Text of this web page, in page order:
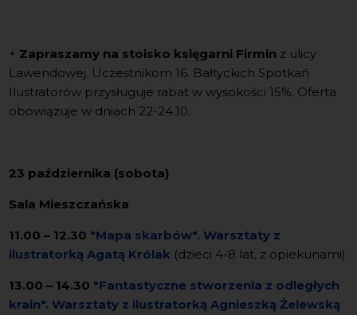
+ Zapraszamy na stoisko księgarni Firmin z ulicy
Lawendowej. Uczestnikom 16. Bałtyckich Spotkań
Ilustratorów przysługuje rabat w wysokości 15%. Oferta
obowiązuje w dniach 22-24.10.
23 października (sobota)
Sala Mieszczańska
11.00 – 12.30 "Mapa skarbów".Warsztaty z
ilustratorką Agatą Królak (dzieci 4-8 lat, z opiekunami)
13.00 – 14.30 "Fantastyczne stworzenia z odległych
krain".Warsztaty z ilustratorką Agnieszką Żelewską